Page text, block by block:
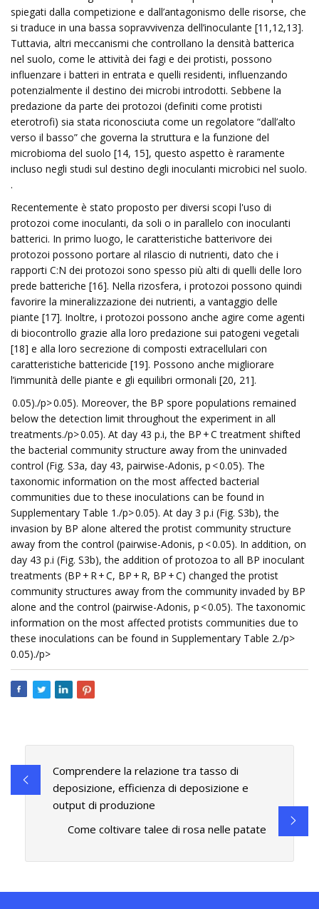
spiegati dalla competizione e dall’antagonismo delle risorse, che
si traduce in una bassa sopravvivenza dell’inoculante [11,12,13].
Tuttavia, altri meccanismi che controllano la densità batterica
nel suolo, come le attività dei fagi e dei protisti, possono
influenzare i batteri in entrata e quelli residenti, influenzando
potenzialmente il destino dei microbi introdotti. Sebbene la
predazione da parte dei protozoi (definiti come protisti
eterotrofi) sia stata riconosciuta come un regolatore “dall’alto
verso il basso” che governa la struttura e la funzione del
microbioma del suolo [14, 15], questo aspetto è raramente
incluso negli studi sul destino degli inoculanti microbici nel suolo.
.
Recentemente è stato proposto per diversi scopi l'uso di
protozoi come inoculanti, da soli o in parallelo con inoculanti
batterici. In primo luogo, le caratteristiche batterivore dei
protozoi possono portare al rilascio di nutrienti, dato che i
rapporti C:N dei protozoi sono spesso più alti di quelli delle loro
prede batteriche [16]. Nella rizosfera, i protozoi possono quindi
favorire la mineralizzazione dei nutrienti, a vantaggio delle
piante [17]. Inoltre, i protozoi possono anche agire come agenti
di biocontrollo grazie alla loro predazione sui patogeni vegetali
[18] e alla loro secrezione di composti extracellulari con
caratteristiche battericide [19]. Possono anche migliorare
l’immunità delle piante e gli equilibri ormonali [20, 21].
0.05)./p>0.05). Moreover, the BP spore populations remained
below the detection limit throughout the experiment in all
treatments./p>0.05). At day 43 p.i, the BP + C treatment shifted
the bacterial community structure away from the uninvaded
control (Fig. S3a, day 43, pairwise-Adonis, p < 0.05). The
taxonomic information on the most affected bacterial
communities due to these inoculations can be found in
Supplementary Table 1./p>0.05). At day 3 p.i (Fig. S3b), the
invasion by BP alone altered the protist community structure
away from the control (pairwise-Adonis, p < 0.05). In addition, on
day 43 p.i (Fig. S3b), the addition of protozoa to all BP inoculant
treatments (BP + R + C, BP + R, BP + C) changed the protist
community structures away from the community invaded by BP
alone and the control (pairwise-Adonis, p < 0.05). The taxonomic
information on the most affected protists communities due to
these inoculations can be found in Supplementary Table 2./p>
0.05)./p>
Comprendere la relazione tra tasso di
deposizione, efficienza di deposizione e
output di produzione
Come coltivare talee di rosa nelle patate